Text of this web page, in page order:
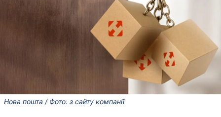
Нова пошта / Фото: з сайту компанії